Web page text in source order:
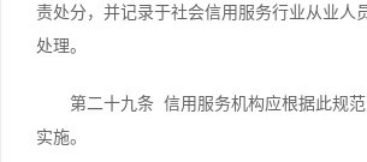
责处分，并记录于社会信用服务行业从业人
处理。
第二十九条 信用服务机构应根据此规
实施。